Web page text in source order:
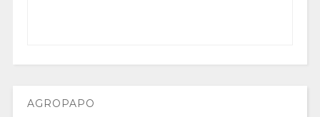
AGROPAPO